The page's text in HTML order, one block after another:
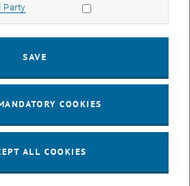
Passivhaus-Stadtquartier, weiteres eine
die OeAD-Studentenheime und ein
durch ihre Vorbildwirkung hervor. Und für
„Leuchttürme“ und 34 km
kann man einzelne Objekte auch zu
Party Allow marketing cookies
SAVE
COOKIES
ALL COOKIES